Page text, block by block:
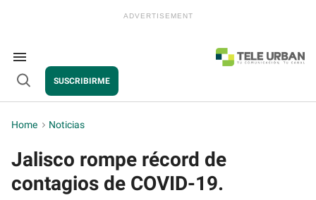
Search
&
Section
Navigation
Open
SUSCRIBIRME
Home > Noticias
Jalisco rompe récord de
contagios de COVID-19.